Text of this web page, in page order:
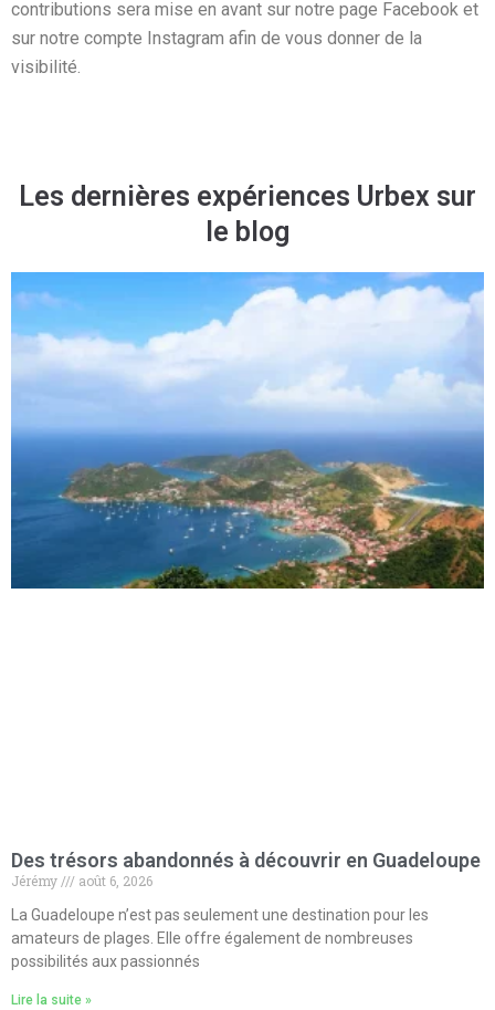
contributions sera mise en avant sur notre page Facebook et
sur notre compte Instagram afin de vous donner de la
visibilité.
Les dernières expériences Urbex sur
le blog
Des trésors abandonnés à découvrir en Guadeloupe
Jérémy
août 6, 2026
La Guadeloupe n’est pas seulement une destination pour les
amateurs de plages. Elle offre également de nombreuses
possibilités aux passionnés
Lire la suite »